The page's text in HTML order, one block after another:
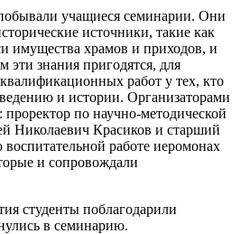
учащиеся семинарии. Они
источники, такие как
имущества храмов и приходов, и
эти знания пригодятся, для
работ у тех, кто
и истории. Организаторами
проректор по научно-методической
Николаевич Красиков и старший
работе иеромонах
и сопровождали
студенты поблагодарили
в семинарию.